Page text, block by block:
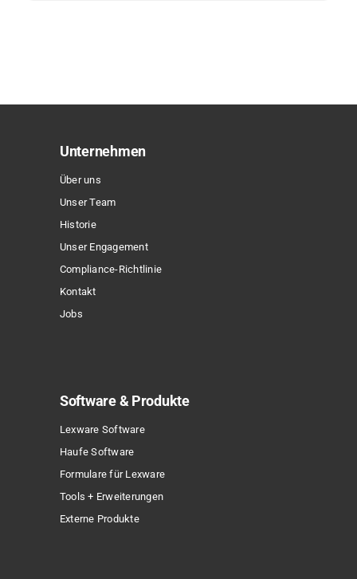
auf.
Optionen
gewählt
Unternehmen
Über uns
Unser Team
Historie
Unser Engagement
Compliance-Richtlinie
Kontakt
Jobs
Software & Produkte
Lexware Software
Haufe Software
Formulare für Lexware
Tools + Erweiterungen
Externe Produkte